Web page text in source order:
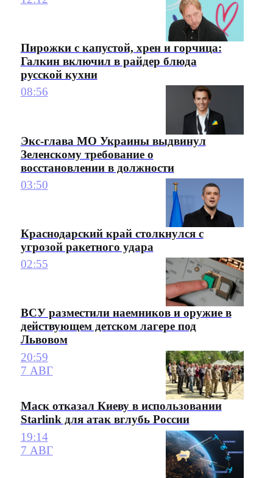
Пирожки с капустой, хрен и горчица:
Галкин включил в райдер блюда
русской кухни
08:56
Экс-глава МО Украины выдвинул
Зеленскому требование о
восстановлении в должности
03:50
Краснодарский край столкнулся с
угрозой ракетного удара
02:55
ВСУ разместили наемников и оружие в
действующем детском лагере под
Львовом
20:59
7 АВГ
Маск отказал Киеву в использовании
Starlink для атак вглубь России
19:14
7 АВГ